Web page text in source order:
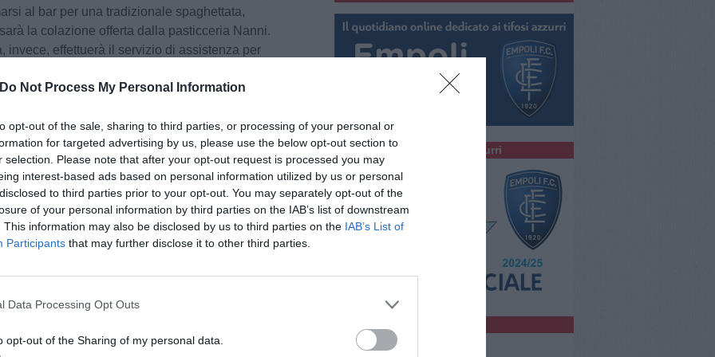
Do Not Process My Personal Information
opt-out of the sale, sharing to third parties, or processing of your personal or
for targeted advertising by us, please use the below opt-out section to
selection. Please note that after your opt-out request is processed you may
interest-based ads based on personal information utilized by us or personal
to third parties prior to your opt-out. You may separately opt-out of the
of your personal information by third parties on the IAB’s list of downstream
This information may also be disclosed by us to third parties on the IAB’s List of
Participants that may further disclose it to other third parties.
Data Processing Opt Outs
opt-out of the Sharing of my personal data.
al bar per una tradizionale spaghettata,
la colazione offerta dalla pasticceria Nanni.
invece, effettuerà il servizio di assistenza per
di nuoto.
che acquista ancora più valore perché faremo
il presidente del Cgfs Gabriele Grifasi e il
-. Con questa iniziativa diamo la possibilità
e al contempo di raccogliere fondi per
persone. Noi come Cgfs mettiamo a
ci auguriamo che la risposta della città sia
direttamente all’ingresso della piscina di
In caso di squadre o gruppi è consigliabile
individuare l’orario più adatto per scendere
349/4675566 oppure Lorenzo al
non competitivo: vincerà chi
Ascolta la Radio degli Azzurri